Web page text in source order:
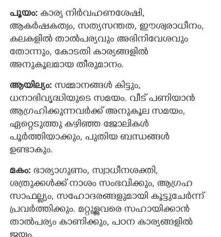
പൂയം: കാര്യ നിർവഹണശേഷി,
ആകര്‍ഷകത്വം, സത്യസന്തത, ഈശ്വരാധീനം,
കലകളില്‍ താല്‍പര്യവും അഭിനിവേശവും
തോന്നും, കോടതി കാര്യങ്ങളില്‍
അനുകൂലമായ തീരുമാനം.
ആയില്യം: സമ്മാനങ്ങള്‍ കിട്ടും,
ധനാഭിവൃദ്ധിയുടെ സമയം. വീട് പണിയാന്‍
ആഗ്രഹിക്കുന്നവര്‍ക്ക് അനുകൂല സമയം,
ഏറ്റെടുത്തു കഴിഞ്ഞ ജോലികള്‍
പൂര്‍ത്തിയാക്കും, പുതിയ ബന്ധങ്ങള്‍
ഉണ്ടാകും.
മകം: ഭാര്യാഗുണം, സ്വാധീനശക്തി,
ശത്രുക്കള്‍ക്ക് നാശം സംഭവിക്കും, ആഗ്രഹ
സാഫല്ല്യം, സഹോദരങ്ങളുമായി കൂട്ടുചേര്‍ന്ന്
പ്രവര്‍ത്തിക്കും. മറ്റുള്ളവരെ സഹായിക്കാന്‍
താല്‍പര്യം കാണിക്കും, പഠന കാര്യങ്ങളില്‍